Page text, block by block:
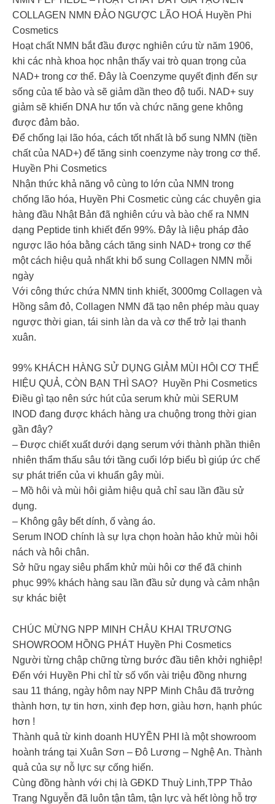
COLLAGEN NMN ĐẢO NGƯỢC LÃO HOÁ Huyền Phi
Cosmetics
Hoạt chất NMN bắt đầu được nghiên cứu từ năm 1906,
khi các nhà khoa học nhận thấy vai trò quan trọng của
NAD+ trong cơ thể. Đây là Coenzyme quyết định đến sự
sống của tế bào và sẽ giảm dần theo độ tuổi. NAD+ suy
giảm sẽ khiến DNA hư tổn và chức năng gene không
được đảm bảo.
Để chống lại lão hóa, cách tốt nhất là bổ sung NMN (tiền
chất của NAD+) để tăng sinh coenzyme này trong cơ thể.
Huyền Phi Cosmetics
Nhận thức khả năng vô cùng to lớn của NMN trong
chống lão hóa, Huyền Phi Cosmetic cùng các chuyên gia
hàng đầu Nhật Bản đã nghiên cứu và bào chế ra NMN
dạng Peptide tinh khiết đến 99%. Đây là liệu pháp đảo
ngược lão hóa bằng cách tăng sinh NAD+ trong cơ thể
một cách hiệu quả nhất khi bổ sung Collagen NMN mỗi
ngày
Với công thức chứa NMN tinh khiết, 3000mg Collagen và
Hồng sâm đỏ, Collagen NMN đã tạo nên phép màu quay
ngược thời gian, tái sinh làn da và cơ thể trở lại thanh
xuân.
99% KHÁCH HÀNG SỬ DỤNG GIẢM MÙI HÔI CƠ THỂ
HIỆU QUẢ​, CÒN BẠN THÌ SAO? ​ Huyền Phi Cosmetics
​Điều gì tạo nên sức hút của serum khử mùi SERUM
INOD đang được khách hàng ưa chuộng trong thời gian
gần đây? ​
– Được chiết xuất dưới dạng serum với thành phần thiên
nhiên thẩm thấu sâu tới tầng cuối lớp biểu bì giúp ức chế
sự phát triển của vi khuẩn gây mùi.
– Mồ hôi và mùi hôi giảm hiệu quả chỉ sau lần đầu sử
dụng.
– Không gây bết dính, ố vàng áo.
Serum INOD chính là sự lựa chọn hoàn hảo khử mùi hôi
nách và hôi chân. ​
Sở hữu ngay siêu phẩm khử mùi hôi cơ thể đã chinh
phục 99% khách hàng sau lần đầu sử dụng và cảm nhận
sự khác biệt ​
CHÚC MỪNG NPP MINH CHÂU KHAI TRƯƠNG
SHOWROOM HỒNG PHÁT Huyền Phi Cosmetics
Người từng chập chững từng bước đầu tiên khởi nghiệp!
Đến với Huyền Phi chỉ từ số vốn vài triệu đồng nhưng
sau 11 tháng, ngày hôm nay NPP Minh Châu đã trưởng
thành hơn, tự tin hơn, xinh đẹp hơn, giàu hơn, hạnh phúc
hơn !
Thành quả từ kinh doanh HUYỀN PHI là một showroom
hoành tráng tại Xuân Sơn – Đô Lương – Nghệ An. Thành
quả của sự nỗ lực sự cống hiến.
Cùng đồng hành với chị là GĐKD Thuỳ Linh,TPP Thảo
Trang Nguyễn đã luôn tận tâm, tận lực và hết lòng hỗ trợ